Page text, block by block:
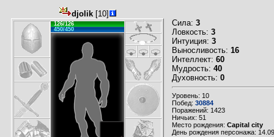
djolik[10]
126/126
450/450
Сила: 3
Ловкость: 3
Интуиция: 3
Выносливость: 16
Интеллект: 60
Мудрость: 40
Духовность: 0
Уровень: 10
Побед: 30884
Поражений: 1423
Ничьих: 51
Место рождения: Capital city
День рождения персонажа: